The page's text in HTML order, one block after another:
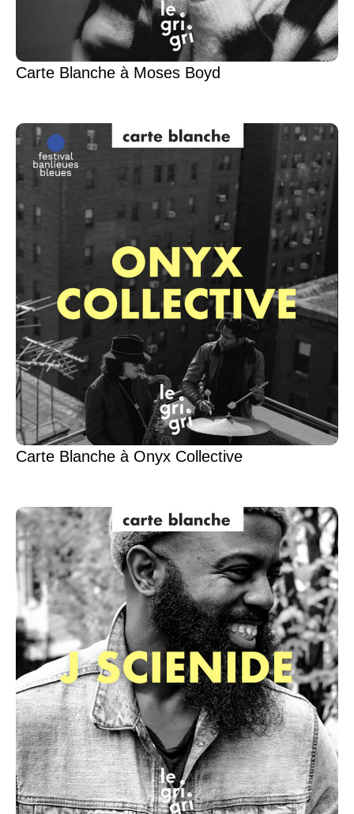
Carte Blanche à Moses Boyd
Carte Blanche à Onyx Collective